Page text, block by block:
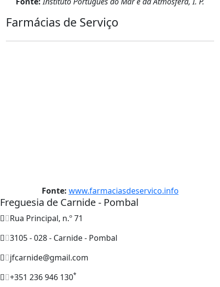
Farmácias de Serviço
Fonte: www.farmaciasdeservico.info
Freguesia de Carnide - Pombal
Rua Principal, n.º 71
3105 - 028 - Carnide - Pombal
jfcarnide@gmail.com
+351 236 946 130*